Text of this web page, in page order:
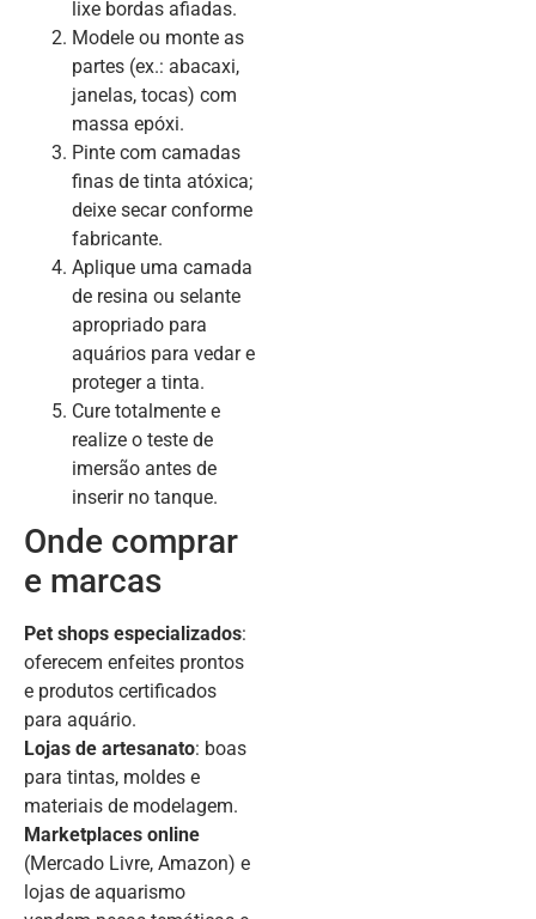
lixe bordas afiadas.
Modele ou monte as
partes (ex.: abacaxi,
janelas, tocas) com
massa epóxi.
Pinte com camadas
finas de tinta atóxica;
deixe secar conforme
fabricante.
Aplique uma camada
de resina ou selante
apropriado para
aquários para vedar e
proteger a tinta.
Cure totalmente e
realize o teste de
imersão antes de
inserir no tanque.
Onde comprar
e marcas
Pet shops especializados:
oferecem enfeites prontos
e produtos certificados
para aquário.
Lojas de artesanato: boas
para tintas, moldes e
materiais de modelagem.
Marketplaces online
(Mercado Livre, Amazon) e
lojas de aquarismo